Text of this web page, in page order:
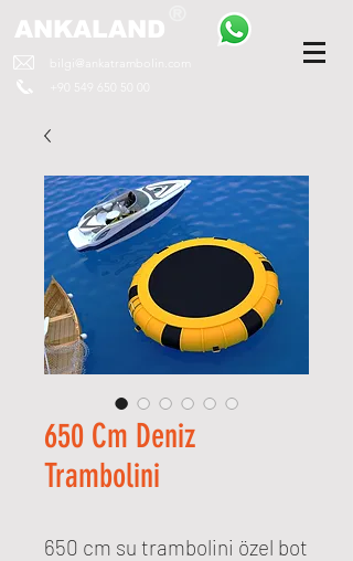
ANKALAND
bilgi@ankatrambolin.com
650 Cm Deniz
Trambolini
650 cm su trambolini özel bot